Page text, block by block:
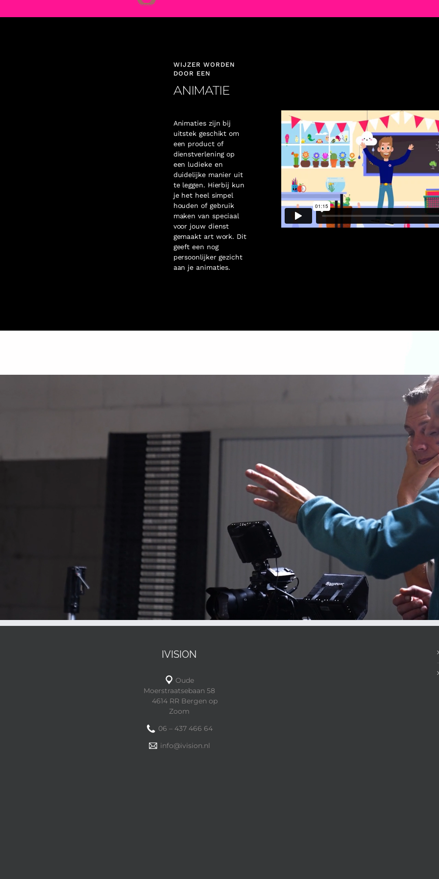
WIJZER WORDEN
DOOR EEN
ANIMATIE
Animaties zijn bij
uitstek geschikt om
een product of
dienstverlening op
een ludieke en
duidelijke manier uit
te leggen. Hierbij kun
je het heel simpel
houden of gebruik
maken van speciaal
voor jouw dienst
gemaakt art work. Dit
geeft een nog
persoonlijker gezicht
aan je animaties.
IVISION
Oude
Moerstraatsebaan 58
4614 RR Bergen op
Zoom
06 – 437 466 64
info@ivision.nl